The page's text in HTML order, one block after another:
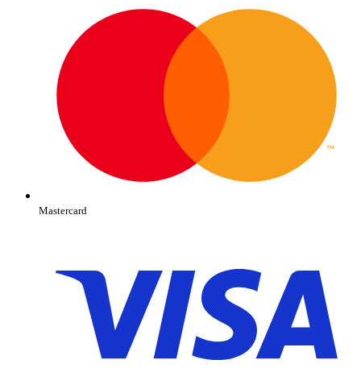
Mastercard